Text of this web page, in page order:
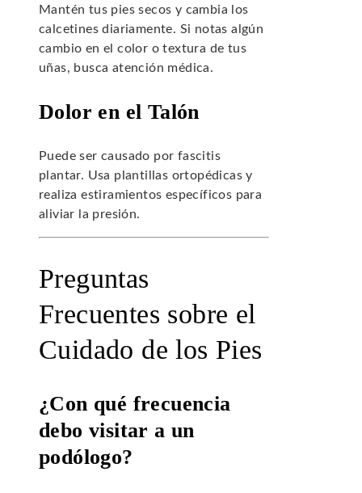
Mantén tus pies secos y cambia los
calcetines diariamente. Si notas algún
cambio en el color o textura de tus
uñas, busca atención médica.
Dolor en el Talón
Puede ser causado por fascitis
plantar. Usa plantillas ortopédicas y
realiza estiramientos específicos para
aliviar la presión.
Preguntas
Frecuentes sobre el
Cuidado de los Pies
¿Con qué frecuencia
debo visitar a un
podólogo?